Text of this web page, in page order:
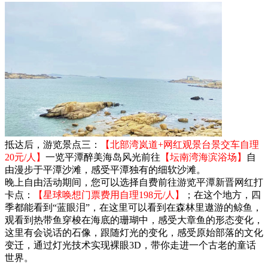
抵达后，游览景点三：
【北部湾岚道+网红观景台景交车自理
20元/人】 一览平潭醉美海岛风光前往 【坛南湾海滨浴场】
自
由漫步于平潭沙滩，感受平潭独有的细软沙滩。
晚上自由活动期间，您可以选择自费前往游览平潭新晋网红打
卡点：
【星球唤想门票费用自理198元/人】
；在这个地方，四
季都能看到“蓝眼泪”，在这里可以看到在森林里遨游的鲸鱼，
观看到热带鱼穿梭在海底的珊瑚中，感受大章鱼的形态变化，
这里有会说话的石像，跟随灯光的变化，感受原始部落的文化
变迁，通过灯光技术实现裸眼3D，带你走进一个古老的童话
世界。